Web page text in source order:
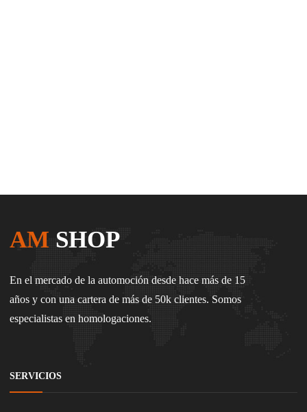
AM SHOP
En el mercado de la automoción desde hace más de 15
años y con una cartera de más de 50k clientes. Somos
especialistas en homologaciones.
SERVICIOS